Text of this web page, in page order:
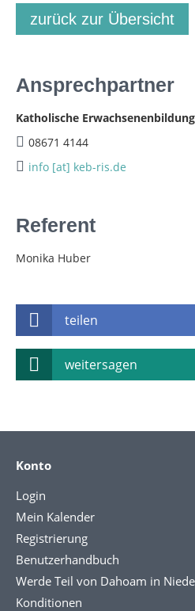
zurück zur Übersicht
Ansprechpartner
Katholische
08671 4144
info [at] keb-ris.de
Referent
Monika Huber
teilen
weitersagen
Konto
Login
Mein Kalender
Registrierung
Benutzerhandbuch
Werde Teil von Dahoam in
Konditionen